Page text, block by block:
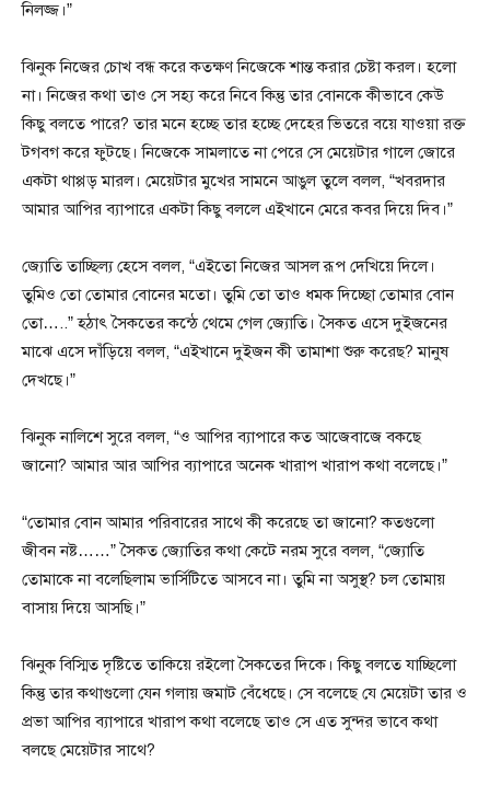
নিলজ্জ।”
ঝিনুক নিজের চোখ বন্ধ করে কতক্ষণ নিজেকে শান্ত করার চেষ্টা করল। হলো
না। নিজের কথা তাও সে সহ্য করে নিবে কিন্তু তার বোনকে কীভাবে কেউ
কিছু বলতে পারে? তার মনে হচ্ছে তার হচ্ছে দেহের ভিতরে বয়ে যাওয়া রক্ত
টগবগ করে ফুটছে। নিজেকে সামলাতে না পেরে সে মেয়েটার গালে জোরে
একটা থাপ্পড় মারল। মেয়েটার মুখের সামনে আঙুল তুলে বলল, “খবরদার
আমার আপির ব্যাপারে একটা কিছু বললে এইখানে মেরে কবর দিয়ে দিব।”
জ্যোতি তাচ্ছিল্য হেসে বলল, “এইতো নিজের আসল রূপ দেখিয়ে দিলে।
তুমিও তো তোমার বোনের মতো। তুমি তো তাও ধমক দিচ্ছো তোমার বোন
তো…..” হঠাৎ সৈকতের কন্ঠে থেমে গেল জ্যোতি। সৈকত এসে দুইজনের
মাঝে এসে দাঁড়িয়ে বলল, “এইখানে দুইজন কী তামাশা শুরু করেছ? মানুষ
দেখছে।”
ঝিনুক নালিশে সুরে বলল, “ও আপির ব্যাপারে কত আজেবাজে বকছে
জানো? আমার আর আপির ব্যাপারে অনেক খারাপ খারাপ কথা বলেছে।”
“তোমার বোন আমার পরিবারের সাথে কী করেছে তা জানো? কতগুলো
জীবন নষ্ট……” সৈকত জ্যোতির কথা কেটে নরম সুরে বলল, “জ্যোতি
তোমাকে না বলেছিলাম ভার্সিটিতে আসবে না। তুমি না অসুস্থ? চল তোমায়
বাসায় দিয়ে আসছি।”
ঝিনুক বিস্মিত দৃষ্টিতে তাকিয়ে রইলো সৈকতের দিকে। কিছু বলতে যাচ্ছিলো
কিন্তু তার কথাগুলো যেন গলায় জমাট বেঁধেছে। সে বলেছে যে মেয়েটা তার ও
প্রভা আপির ব্যাপারে খারাপ কথা বলেছে তাও সে এত সুন্দর ভাবে কথা
বলছে মেয়েটার সাথে?